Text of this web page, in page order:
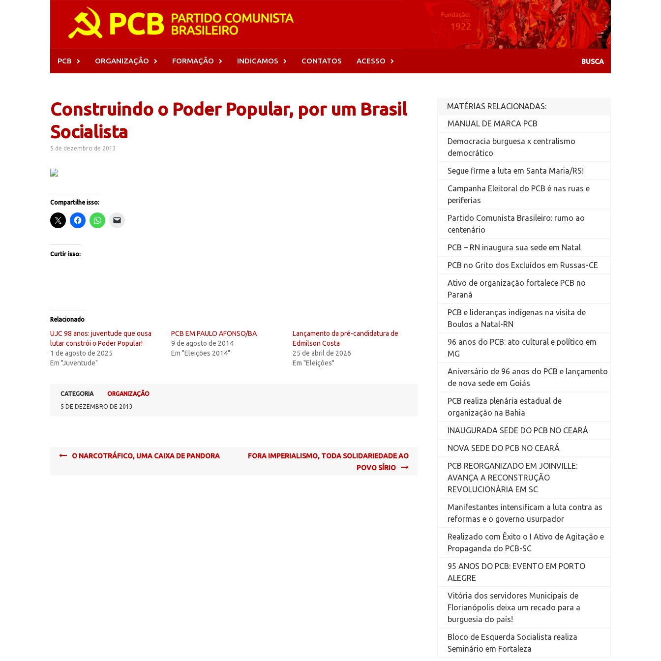
PCB ORGANIZAÇÃO FORMAÇÃO INDICAMOS CONTATOS ACESSO
Construindo o Poder Popular, por um Brasil
Socialista
5 de dezembro de 2013
Compartilhe isso:
Curtir isso:
Relacionado
UJC 98 anos: juventude que ousa
lutar constrói o Poder Popular!
1 de agosto de 2025
Em "Juventude"
PCB EM PAULO AFONSO/BA
9 de agosto de 2014
Em "Eleições 2014"
Lançamento da pré-candidatura de
Edmilson Costa
25 de abril de 2026
Em "Eleições"
CATEGORIA
ORGANIZAÇÃO
5 DE DEZEMBRO DE 2013
PostO NARCOTRÁFICO, UMA CAIXA DE PANDORA
FORA IMPERIALISMO, TODA SOLIDARIEDADE AO
POVO SÍRIO
MATÉRIAS RELACIONADAS:
MANUAL DE MARCA PCB
Democracia burguesa x centralismo
democrático
Segue firme a luta em Santa Maria/RS!
Campanha Eleitoral do PCB é nas ruas e
periferias
Partido Comunista Brasileiro: rumo ao
centenário
PCB – RN inaugura sua sede em Natal
PCB no Grito dos Excluídos em Russas-CE
Ativo de organização fortalece PCB no
Paraná
PCB e lideranças indígenas na visita de
Boulos a Natal-RN
96 anos do PCB: ato cultural e político em
MG
Aniversário de 96 anos do PCB e lançamento
de nova sede em Goiás
PCB realiza plenária estadual de
organização na Bahia
INAUGURADA SEDE DO PCB NO CEARÁ
NOVA SEDE DO PCB NO CEARÁ
PCB REORGANIZADO EM JOINVILLE:
AVANÇA A RECONSTRUÇÃO
REVOLUCIONÁRIA EM SC
Manifestantes intensificam a luta contra as
reformas e o governo usurpador
Realizado com Êxito o I Ativo de Agitação e
Propaganda do PCB-SC
95 ANOS DO PCB: EVENTO EM PORTO
ALEGRE
Vitória dos servidores Municipais de
Florianópolis deixa um recado para a
burguesia do país!
Bloco de Esquerda Socialista realiza
Seminário em Fortaleza